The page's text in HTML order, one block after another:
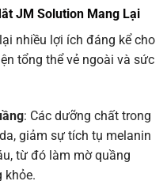
JM Solution Mang Lại
nhiều lợi ích đáng kể cho
tổng thể vẻ ngoài và sức
: Các dưỡng chất trong
giảm sự tích tụ melanin
từ đó làm mờ quầng
khỏe.